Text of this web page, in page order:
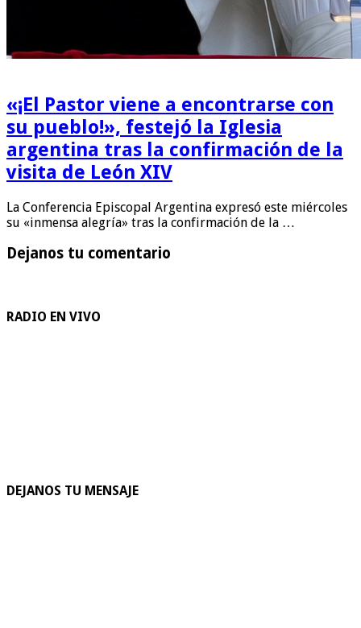
«¡El Pastor viene a encontrarse con
su pueblo!», festejó la Iglesia
argentina tras la confirmación de la
visita de León XIV
La Conferencia Episcopal Argentina expresó este miércoles
su «inmensa alegría» tras la confirmación de la …
Dejanos tu comentario
RADIO EN VIVO
DEJANOS TU MENSAJE